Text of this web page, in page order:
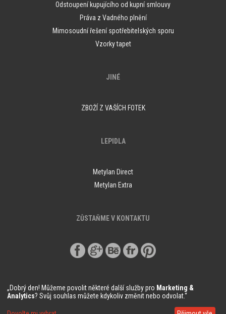
Odstoupení kupujícího od kupní smlouvy
Práva z Vadného plnění
Mimosoudní řešení spotřebitelských sporu
Vzorky tapet
JINÉ
ZBOŽÍ Z VAŠÍCH FOTEK
LEPIDLA
Metylan Direct
Metylan Extra
ZŮSTAŇME V KONTAKTU
„Dobrý den! Můžeme povolit některé další služby pro Marketing &
Analytics? Svůj souhlas můžete kdykoliv změnit nebo odvolat.“